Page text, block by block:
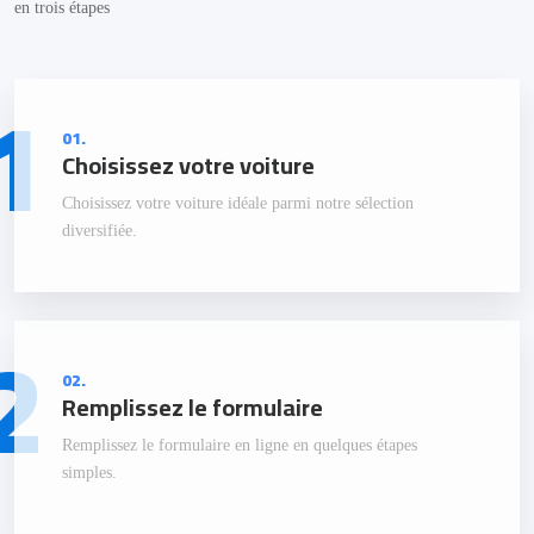
en trois étapes
01.
Choisissez votre voiture
Choisissez votre voiture idéale parmi notre sélection
diversifiée.
02.
Remplissez le formulaire
Remplissez le formulaire en ligne en quelques étapes
simples.